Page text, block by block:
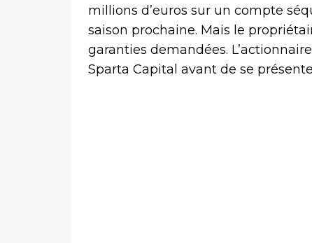
millions d’euros sur un compte
saison prochaine. Mais le
garanties demandées.
Sparta Capital avant de se